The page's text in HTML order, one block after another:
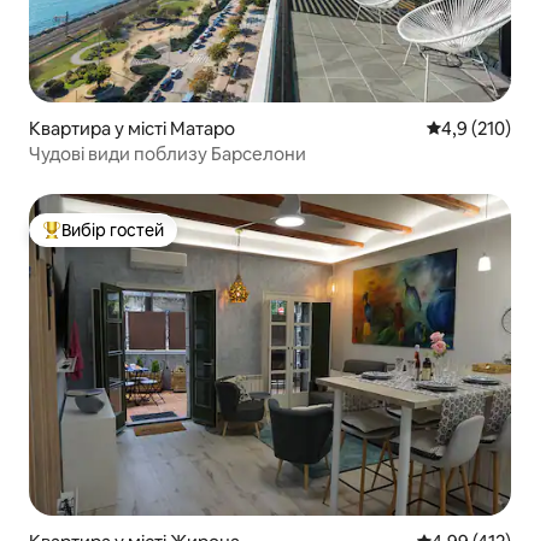
Квартира у місті Матаро Середня
4,9 (210)
Чудові види поблизу Барселони
Топ вибір гостей
Вибір гостей